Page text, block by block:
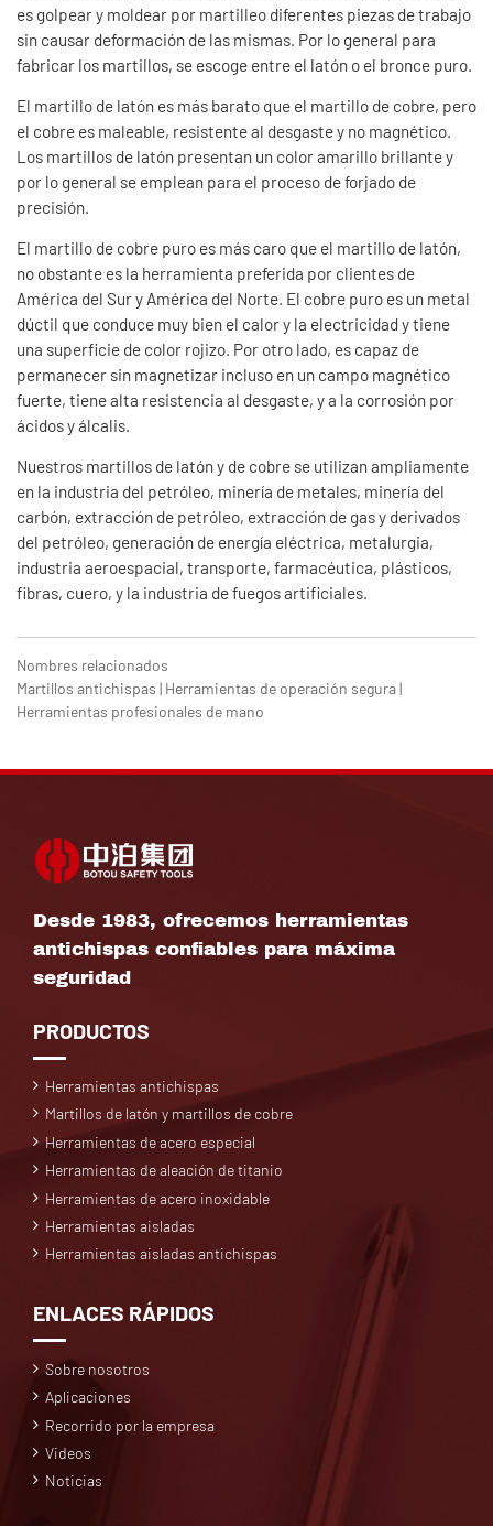
es golpear y moldear por martilleo diferentes piezas de trabajo
sin causar deformación de las mismas. Por lo general para
fabricar los martillos, se escoge entre el latón o el bronce puro.
El martillo de latón es más barato que el martillo de cobre, pero
el cobre es maleable, resistente al desgaste y no magnético.
Los martillos de latón presentan un color amarillo brillante y
por lo general se emplean para el proceso de forjado de
precisión.
El martillo de cobre puro es más caro que el martillo de latón,
no obstante es la herramienta preferida por clientes de
América del Sur y América del Norte. El cobre puro es un metal
dúctil que conduce muy bien el calor y la electricidad y tiene
una superficie de color rojizo. Por otro lado, es capaz de
permanecer sin magnetizar incluso en un campo magnético
fuerte, tiene alta resistencia al desgaste, y a la corrosión por
ácidos y álcalis.
Nuestros martillos de latón y de cobre se utilizan ampliamente
en la industria del petróleo, minería de metales, minería del
carbón, extracción de petróleo, extracción de gas y derivados
del petróleo, generación de energía eléctrica, metalurgia,
industria aeroespacial, transporte, farmacéutica, plásticos,
fibras, cuero, y la industria de fuegos artificiales.
Nombres relacionados
Martillos antichispas | Herramientas de operación segura |
Herramientas profesionales de mano
Desde 1983, ofrecemos herramientas
antichispas confiables para máxima
seguridad
PRODUCTOS
Herramientas antichispas
Martillos de latón y martillos de cobre
Herramientas de acero especial
Herramientas de aleación de titanio
Herramientas de acero inoxidable
Herramientas aisladas
Herramientas aisladas antichispas
ENLACES RÁPIDOS
Sobre nosotros
Aplicaciones
Recorrido por la empresa
Videos
Noticias